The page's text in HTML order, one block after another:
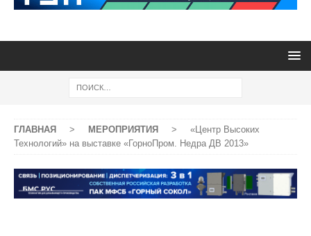
ГЛАВНАЯ > МЕРОПРИЯТИЯ >
«Центр Высоких
Технологий» на выставке «ГорноПром. Недра ДВ 2013»